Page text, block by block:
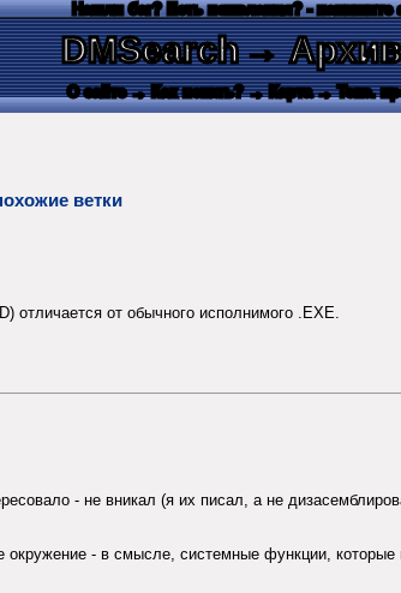
Нашли баг? Есть пожелания? - напишите
DMSearch→
О сайте → Как искать? → Карта → Текс.
ветки
отличается от обычного исполнимого .EXE.
- не вникал (я их писал, а не
- в смысле, системные функции, которые